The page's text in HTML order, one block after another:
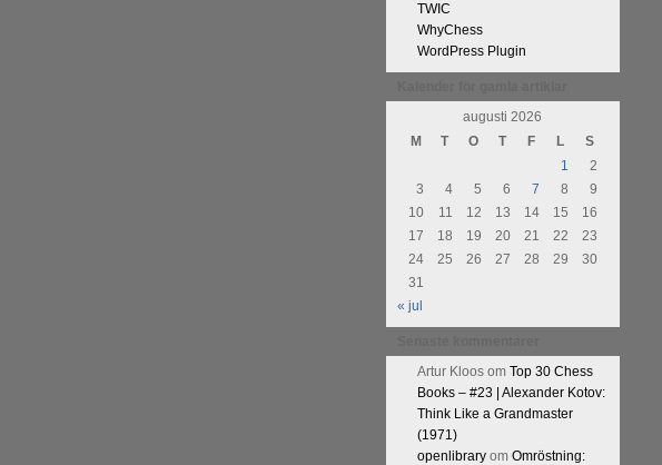
TWIC
WhyChess
WordPress Plugin
augusti 2026
M
T O T F L
S
1
2
3
4 5 6 7 8
9
10
11 12 13 14 15
16
17
18 19 20 21 22
23
24
25 26 27 28 29
30
31
« jul
Artur Kloosom Top 30 Chess
Books – #23 | Alexander Kotov:
Think Like a Grandmaster
(1971)
openlibraryom Omröstning: